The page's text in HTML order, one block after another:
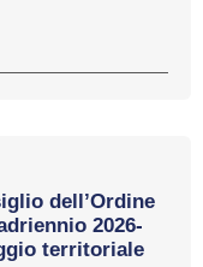
dell’Ordine
2026-
territoriale